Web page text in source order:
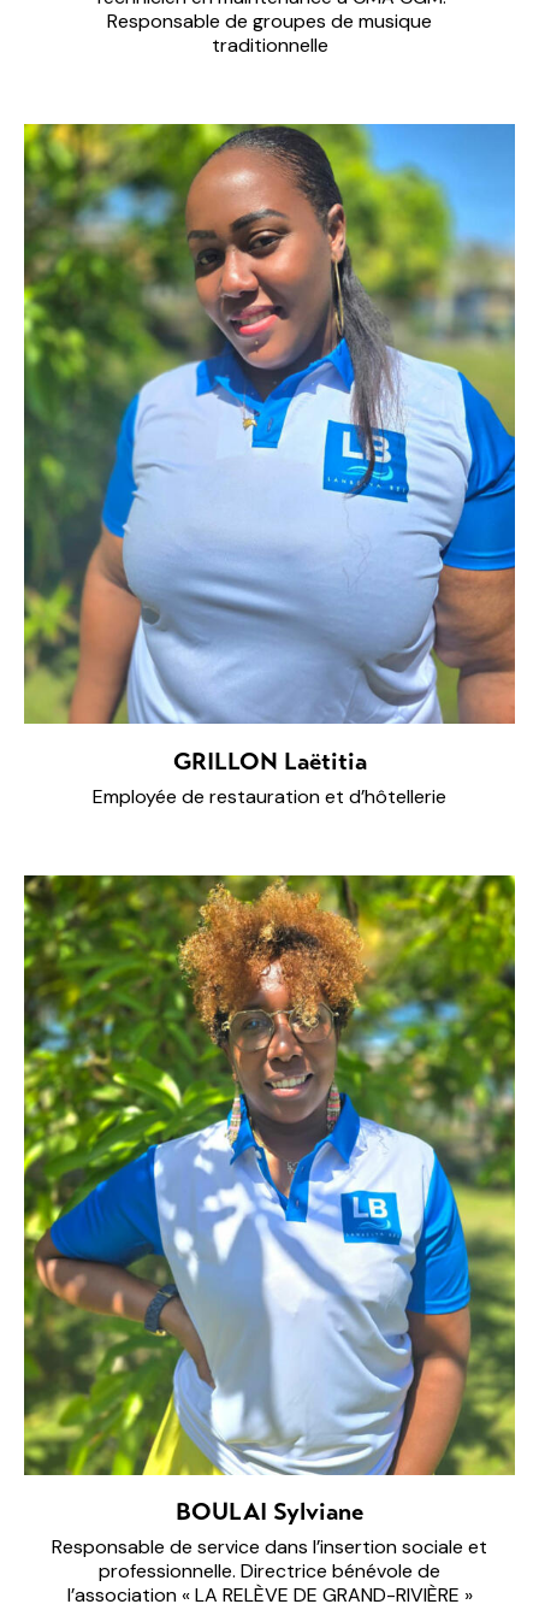
Responsable de groupes de musique
traditionnelle
GRILLON Laëtitia
Employée de restauration et d’hôtellerie
BOULAI Sylviane
Responsable de service dans l’insertion sociale et
professionnelle. Directrice bénévole de
l’association « LA RELÈVE DE GRAND-RIVIÈRE »